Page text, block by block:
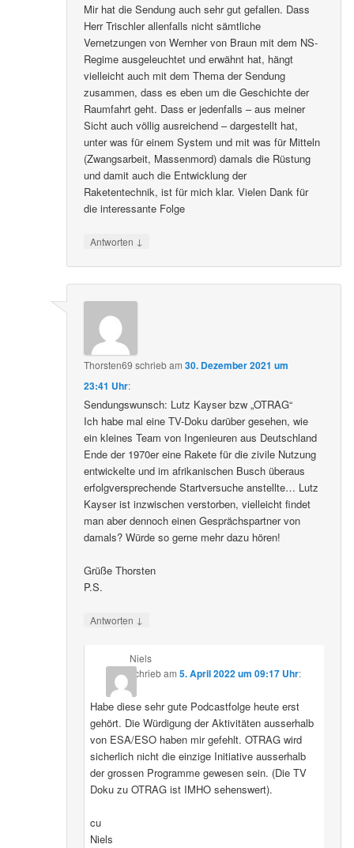
Mir hat die Sendung auch sehr gut gefallen. Dass
Herr Trischler allenfalls nicht sämtliche
Vernetzungen von Wernher von Braun mit dem NS-
Regime ausgeleuchtet und erwähnt hat, hängt
vielleicht auch mit dem Thema der Sendung
zusammen, dass es eben um die Geschichte der
Raumfahrt geht. Dass er jedenfalls – aus meiner
Sicht auch völlig ausreichend – dargestellt hat,
unter was für einem System und mit was für Mitteln
(Zwangsarbeit, Massenmord) damals die Rüstung
und damit auch die Entwicklung der
Raketentechnik, ist für mich klar. Vielen Dank für
die interessante Folge
Antworten ↓
Thorsten69 schriebam30. Dezember 2021 um
23:41 Uhr:
Sendungswunsch: Lutz Kayser bzw „OTRAG“
Ich habe mal eine TV-Doku darüber gesehen, wie
ein kleines Team von Ingenieuren aus Deutschland
Ende der 1970er eine Rakete für die zivile Nutzung
entwickelte und im afrikanischen Busch überaus
erfolgversprechende Startversuche anstellte… Lutz
Kayser ist inzwischen verstorben, vielleicht findet
man aber dennoch einen Gesprächspartner von
damals? Würde so gerne mehr dazu hören!
Grüße Thorsten
P.S.
Antworten ↓
Niels
schriebam 5. April 2022 um 09:17 Uhr:
Habe diese sehr gute Podcastfolge heute erst
gehört. Die Würdigung der Aktivitäten ausserhalb
von ESA/ESO haben mir gefehlt. OTRAG wird
sicherlich nicht die einzige Initiative ausserhalb
der grossen Programme gewesen sein. (Die TV
Doku zu OTRAG ist IMHO sehenswert).
cu
Niels